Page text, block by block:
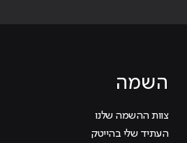
השמה
צוות ההשמה שלנו
העתיד שלי בהייטק